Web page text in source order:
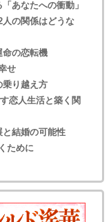
あなたへの衝動」
の関係はどうな
命の恋転機
せ
乗り越え方
恋人生活と築く関
結婚の可能性
ために